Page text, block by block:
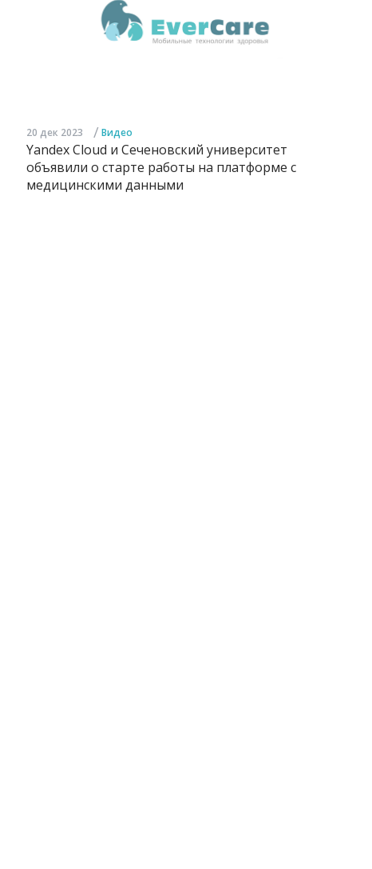
20 дек 2023 / Видео
Yandex Cloud и Сеченовский университет
объявили о старте работы на платформе с
медицинскими данными